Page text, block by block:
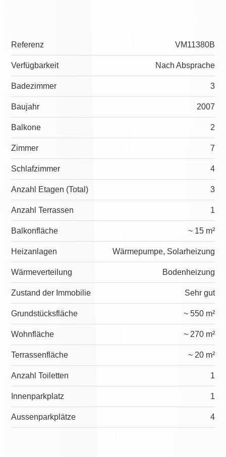
Referenz VM11380B
Verfügbarkeit Nach Absprache
Badezimmer 3
Baujahr 2007
Balkone 2
Zimmer 7
Schlafzimmer 4
Anzahl Etagen (Total) 3
Anzahl Terrassen 1
Balkonfläche ~ 15 m²
Heizanlagen Wärmepumpe, Solarheizung
Wärmeverteilung Bodenheizung
Zustand der Immobilie Sehr gut
Grundstücksfläche ~ 550 m²
Wohnfläche ~ 270 m²
Terrassenfläche ~ 20 m²
Anzahl Toiletten 1
Innenparkplatz 1
Aussenparkplätze 4